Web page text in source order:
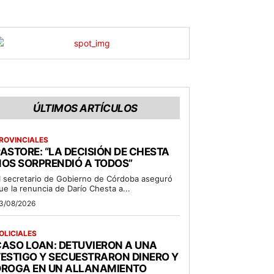
ÚLTIMOS ARTÍCULOS
“LA DECISIÓN DE CHESTA
SORPRENDIÓ A TODOS”
secretario de Gobierno de Córdoba aseguró
la renuncia de Darío Chesta a...
08/2026
LOAN: DETUVIERON A UNA
Y SECUESTRARON DINERO Y
EN UN ALLANAMIENTO